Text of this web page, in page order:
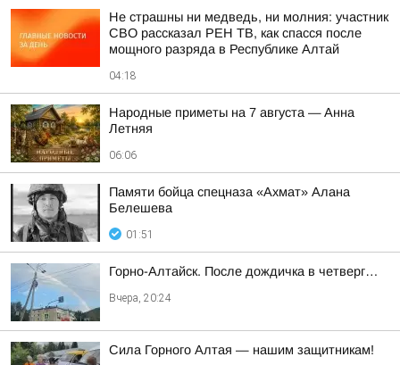
Не страшны ни медведь, ни молния: участник
СВО рассказал РЕН ТВ, как спасся после
мощного разряда в Республике Алтай
04:18
Hapoдныe пpимeты нa 7 aвгуcтa — Aннa
Лeтняя
06:06
Памяти бойца спецназа «Ахмат» Алана
Белешева
01:51
Горно-Алтайск. После дождичка в четверг…
Вчера, 20:24
Сила Горного Алтая — нашим защитникам!